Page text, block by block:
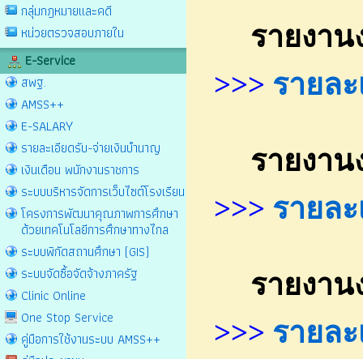
กลุ่มกฎหมายและคดี
หน่วยตรวจสอบภายใน
E-Service
สพฐ.
AMSS++
E-SALARY
รายละเอียดรับ-จ่ายเงินบำนาญ
เงินเดือน พนักงานราชการ
ระบบบริหารจัดการเว็บไซต์โรงเรียน
โครงการพัฒนาคุณภาพการศึกษา
ด้วยเทคโนโลยีการศึกษาทางไกล
ระบบพิกัดสถานศึกษา (GIS)
ระบบจัดซื้อจัดจ้างภาครัฐ
Clinic Online
One Stop Service
คู่มือการใช้งานระบบ AMSS++
รายงานง
>>> รายล
รายงานง
>>> รายล
รายงานง
>>> รายล